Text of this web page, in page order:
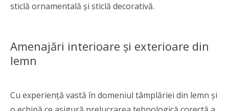
sticlă ornamentală și sticlă decorativă.
Amenajări interioare și exterioare din
lemn
Cu experiență vastă în domeniul tâmplăriei din lemn și